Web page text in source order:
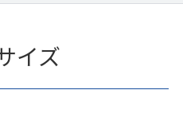
イズ